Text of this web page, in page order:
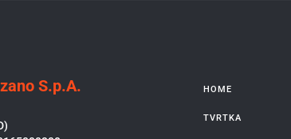
S.p.A. HOME
TVRTKA